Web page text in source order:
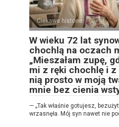
Ciekawe historie
W wieku 72 lat
chochlą na oczach
„Mieszałam zupę,
mi z ręki chochlę i z
nią prosto w moją
mnie bez cienia
— „Tak właśnie gotujesz,
wrzasnęła. Mój syn nawet nie